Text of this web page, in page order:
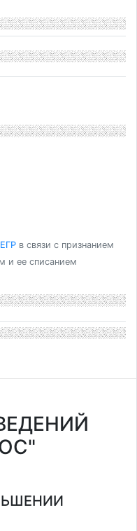
ЕГР в связи с признанием
и ее списанием